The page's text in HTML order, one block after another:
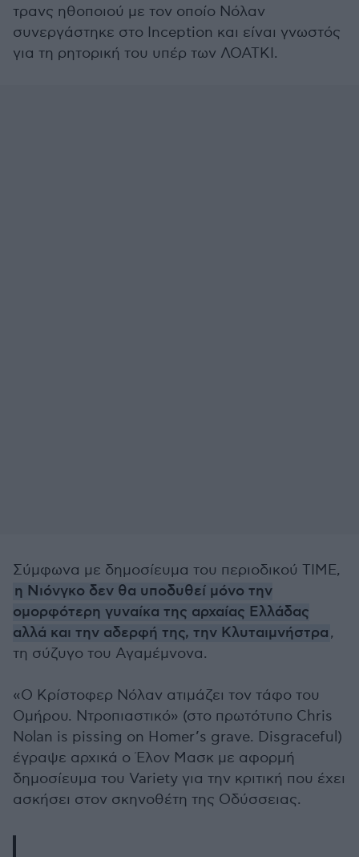
τρανς ηθοποιού με τον οποίο Νόλαν
συνεργάστηκε στο Inception και είναι γνωστός
για τη ρητορική του υπέρ των ΛΟΑΤΚΙ.
Σύμφωνα με δημοσίευμα του περιοδικού ΤΙΜΕ,
η Νιόνγκο δεν θα υποδυθεί μόνο την
ομορφότερη γυναίκα της αρχαίας Ελλάδας
αλλά και την αδερφή της, την Κλυταιμνήστρα,
τη σύζυγο του Αγαμέμνονα.
«Ο Κρίστοφερ Νόλαν ατιμάζει τον τάφο του
Ομήρου. Ντροπιαστικό» (στο πρωτότυπο Chris
Nolan is pissing on Homer’s grave. Disgraceful)
έγραψε αρχικά ο Έλον Μασκ με αφορμή
δημοσίευμα του Variety για την κριτική που έχει
ασκήσει στον σκηνοθέτη της Οδύσσειας.